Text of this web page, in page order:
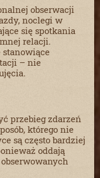
obserwacji
noclegi w
się spotkania
relacji.
stanowiące
– nie
przebieg zdarzeń
którego nie
są często bardziej
oddają